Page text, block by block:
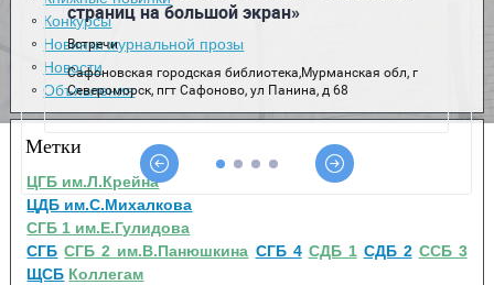
Конкурсы
Новинки журнальной прозы
Новости
Объявления
Метки
ЦГБ им.Л.Крейна
ЦДБ им.С.Михалкова
СГБ 1 им.Е.Гулидова
СГБ СГБ 2 им.В.Панюшкина СГБ 4 СДБ 1 СДБ 2 ССБ 3
ЩСБ Коллегам